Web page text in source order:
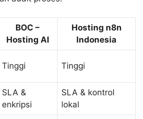
BOC –
Hosting AI
Hosting n8n
Indonesia
Tinggi Tinggi
SLA &
enkripsi
SLA & kontrol
lokal